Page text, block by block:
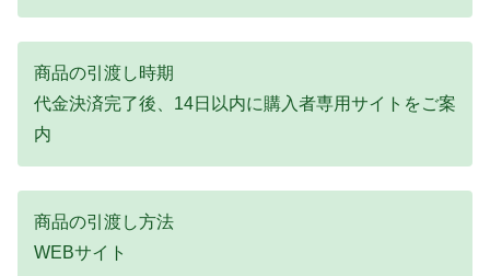
商品の引渡し時期
代金決済完了後、14日以内に購入者専用サイトをご案
内
商品の引渡し方法
WEBサイト